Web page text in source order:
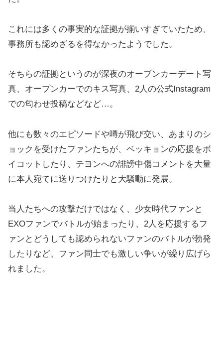
これには多くの事実的な証拠が揃いすぎていたため、
事務所も認めざるを得なかったようでした。
そちらの証拠というのが深夜のオープンカーデート写
真、オープンカーでのキス写真、2人の公式Instagram
での匂わせ投稿などなど…。
他にも数々のエピソードや噂が飛び交い、あまりのシ
ョックを受けたファンたちが、ベッキョンの応援をボ
イコットしたり、テヨンへの誹謗中傷コメントを大量
に本人宛てに送りつけたりと大騒動に発展。
当人たちへの攻撃だけではなく、少女時代ファンと
EXOファンでバトルが始まったり、2人を応援するフ
ァンとどうしても認められないファンのバトルが勃発
したりなど、ファン同士でも激しい争いが繰り広げら
れました。